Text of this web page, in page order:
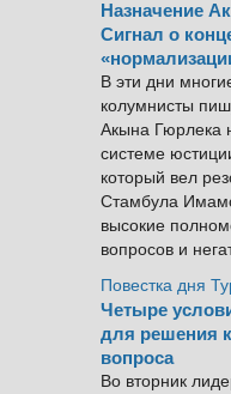
Назначение
Сигнал о
В эти дни
колумнисты
Акына Гюрлека
системе
который вел
Стамбула
высокие
вопросов и
Повестка дня
Четыре
для решения
вопроса
Во вторник